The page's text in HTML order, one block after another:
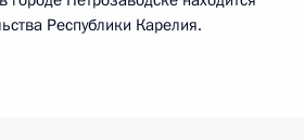
Республики Карелия.